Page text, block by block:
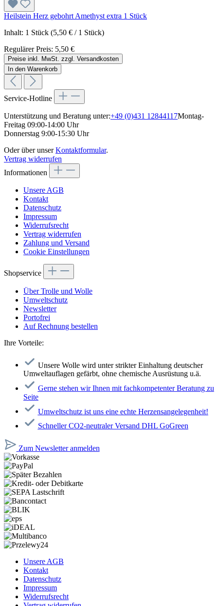
Heilstein Herz gebohrt Amethyst extra 1 Stück
Inhalt: 1 Stück (5,50 € / 1 Stück)
Regulärer Preis: 5,50 €
Preise inkl. MwSt. zzgl. Versandkosten
In den Warenkorb
Service-Hotline
Unterstützung und Beratung unter:+49 (0)431 12844117Montag-
Freitag 09:00-14:00 Uhr
Donnerstag 9:00-15:30 Uhr
Oder über unserKontaktformular.
Vertrag widerrufen
Informationen
Unsere AGB
Kontakt
Datenschutz
Impressum
Widerrufsrecht
Vertrag widerrufen
Zahlung und Versand
Cookie Einstellungen
Shopservice
Über Trolle und Wolle
Umweltschutz
Newsletter
Portofrei
Auf Rechnung bestellen
Ihre Vorteile:
Unsere Wolle wird unter strikter Einhaltung deutscher
Umweltauflagen gefärbt, ohne chemische Ausrüstung u.ä.
Gerne stehen wir Ihnen mit fachkompetenter Beratung zu
Seite
Umweltschutz ist uns eine echte Herzensangelegenheit!
Schneller CO2-neutraler Versand DHL GoGreen
Zum Newsletter anmelden
Unsere AGB
Kontakt
Datenschutz
Impressum
Widerrufsrecht